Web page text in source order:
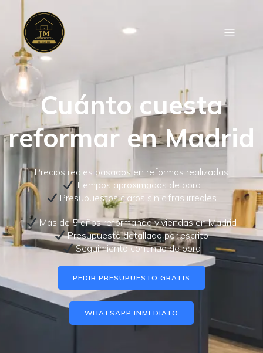
Cuánto cuesta
reformar en Madrid
Precios reales basados en reformas realizadas
Tiempos aproximados de obra
Presupuestos claros sin cifras irreales
Más de 5 años reformando viviendas en Madrid
Presupuesto detallado por escrito
Seguimiento continuo de obra
PEDIR PRESUPUESTO GRATIS
WHATSAPP INMEDIATO